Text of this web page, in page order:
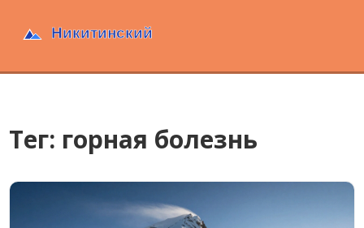
Тег: горная болезнь